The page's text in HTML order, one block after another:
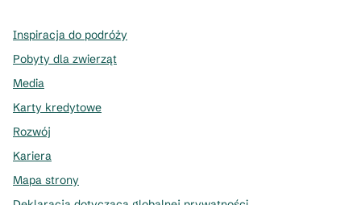
Inspiracja do podróży
Pobyty dla zwierząt
Media
Karty kredytowe
Rozwój
Kariera
Mapa strony